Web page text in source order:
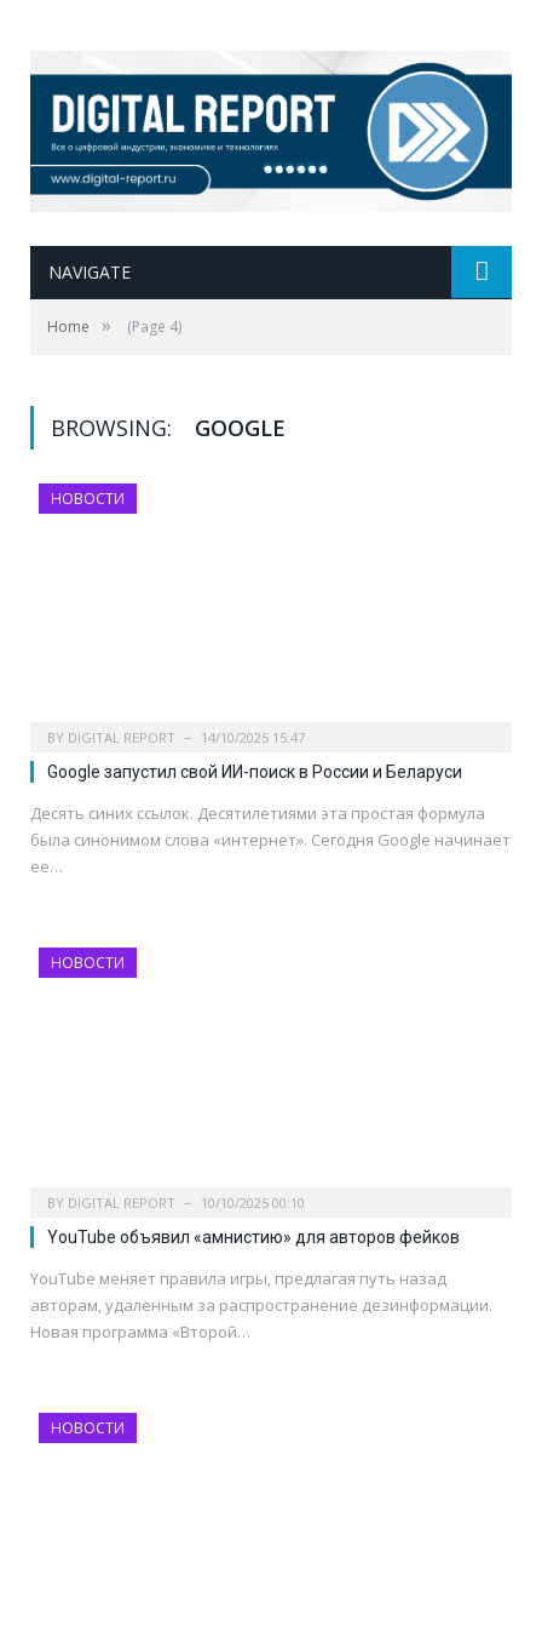
NAVIGATE
Home » (Page 4)
BROWSING: GOOGLE
НОВОСТИ
BY DIGITAL REPORT 14/10/2025 15:47
Google запустил свой ИИ-поиск в России и Беларуси
Десять синих ссылок. Десятилетиями эта простая формула
была синонимом слова «интернет». Сегодня Google начинает
ее…
НОВОСТИ
BY DIGITAL REPORT 10/10/2025 00:10
YouTube объявил «амнистию» для авторов фейков
YouTube меняет правила игры, предлагая путь назад
авторам, удаленным за распространение дезинформации.
Новая программа «Второй…
НОВОСТИ